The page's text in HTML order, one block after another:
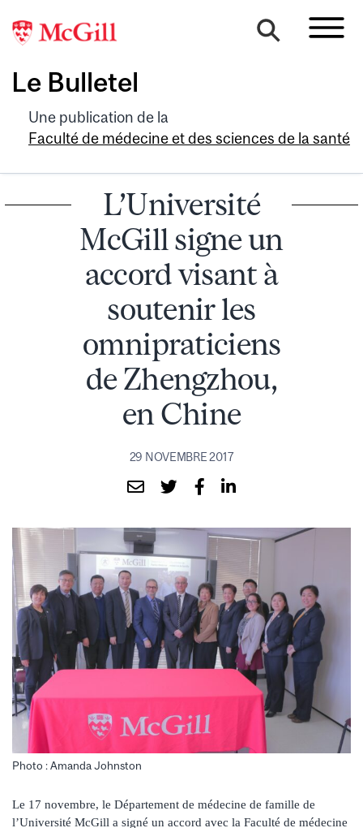
Le Bulletel
Une publication de la
Faculté de médecine et des sciences de la santé
L’Université
McGill signe un
accord visant à
soutenir les
omnipraticiens
de Zhengzhou,
en Chine
29 NOVEMBRE 2017
Photo : Amanda Johnston
Le 17 novembre, le Département de médecine de famille de
l’Université McGill a signé un accord avec la Faculté de médecine